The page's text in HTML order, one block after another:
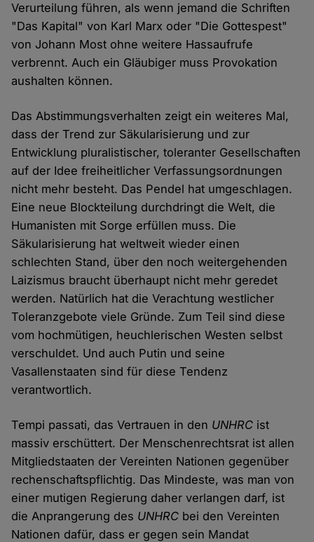
Verurteilung führen, als wenn jemand die Schriften
"Das Kapital" von Karl Marx oder "Die Gottespest"
von Johann Most ohne weitere Hassaufrufe
verbrennt. Auch ein Gläubiger muss Provokation
aushalten können.
Das Abstimmungsverhalten zeigt ein weiteres Mal,
dass der Trend zur Säkularisierung und zur
Entwicklung pluralistischer, toleranter Gesellschaften
auf der Idee freiheitlicher Verfassungsordnungen
nicht mehr besteht. Das Pendel hat umgeschlagen.
Eine neue Blockteilung durchdringt die Welt, die
Humanisten mit Sorge erfüllen muss. Die
Säkularisierung hat weltweit wieder einen
schlechten Stand, über den noch weitergehenden
Laizismus braucht überhaupt nicht mehr geredet
werden. Natürlich hat die Verachtung westlicher
Toleranzgebote viele Gründe. Zum Teil sind diese
vom hochmütigen, heuchlerischen Westen selbst
verschuldet. Und auch Putin und seine
Vasallenstaaten sind für diese Tendenz
verantwortlich.
Tempi passati, das Vertrauen in den UNHRC ist
massiv erschüttert. Der Menschenrechtsrat ist allen
Mitgliedstaaten der Vereinten Nationen gegenüber
rechenschaftspflichtig. Das Mindeste, was man von
einer mutigen Regierung daher verlangen darf, ist
die Anprangerung des UNHRC bei den Vereinten
Nationen dafür, dass er gegen sein Mandat